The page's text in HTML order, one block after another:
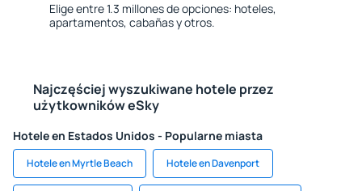
Elige entre 1.3 millones de opciones: hoteles,
apartamentos, cabañas y otros.
Najczęściej wyszukiwane hotele przez
użytkowników eSky
Hotele en Estados Unidos - Popularne miasta
Hotele en Myrtle Beach Hotele en Davenport